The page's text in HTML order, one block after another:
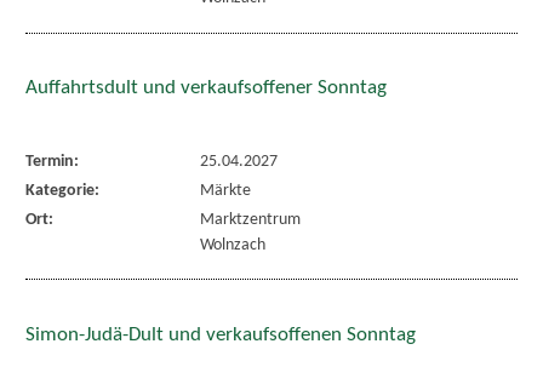
Auffahrtsdult und verkaufsoffener Sonntag
Termin:
25.04.2027
Kategorie:
Märkte
Ort:
Marktzentrum
Wolnzach
Simon-Judä-Dult und verkaufsoffenen Sonntag